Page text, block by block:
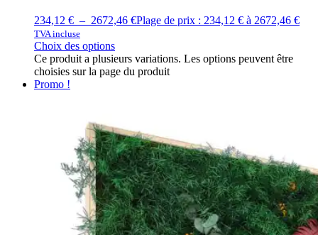
234,12 € – 2672,46 €Plage de prix : 234,12 € à 2672,46 €
TVA incluse
Choix des options
Ce produit a plusieurs variations. Les options peuvent être
choisies sur la page du produit
Promo !